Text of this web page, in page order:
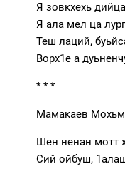
Я зовкхехь
Я ала мел ца
Теш лаций,
Ворх1е а
* * *
Мамакаев
Шен ненан мотт
Сий ойбуш,